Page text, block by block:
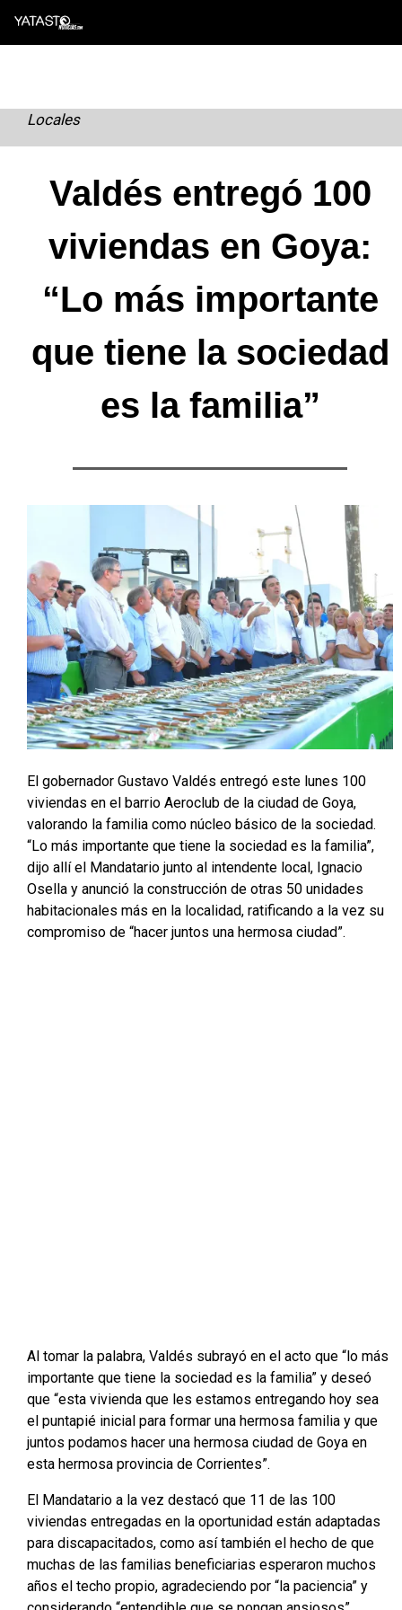
Skip
Locales
Valdés entregó 100
viviendas en Goya:
“Lo más importante
que tiene la sociedad
es la familia”
El gobernador Gustavo Valdés entregó este lunes 100
viviendas en el barrio Aeroclub de la ciudad de Goya,
valorando la familia como núcleo básico de la sociedad.
“Lo más importante que tiene la sociedad es la familia”,
dijo allí el Mandatario junto al intendente local, Ignacio
Osella y anunció la construcción de otras 50 unidades
habitacionales más en la localidad, ratificando a la vez su
compromiso de “hacer juntos una hermosa ciudad”.
Al tomar la palabra, Valdés subrayó en el acto que “lo más
importante que tiene la sociedad es la familia” y deseó
que “esta vivienda que les estamos entregando hoy sea
el puntapié inicial para formar una hermosa familia y que
juntos podamos hacer una hermosa ciudad de Goya en
esta hermosa provincia de Corrientes”.
El Mandatario a la vez destacó que 11 de las 100
viviendas entregadas en la oportunidad están adaptadas
para discapacitados, como así también el hecho de que
muchas de las familias beneficiarias esperaron muchos
años el techo propio, agradeciendo por “la paciencia” y